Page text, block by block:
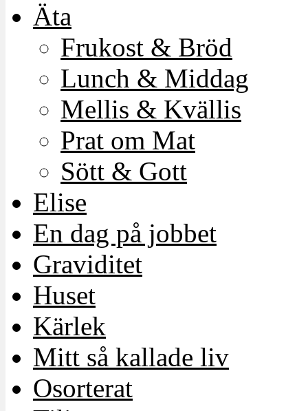
Äta
Frukost & Bröd
Lunch & Middag
Mellis & Kvällis
Prat om Mat
Sött & Gott
Elise
En dag på jobbet
Graviditet
Huset
Kärlek
Mitt så kallade liv
Osorterat